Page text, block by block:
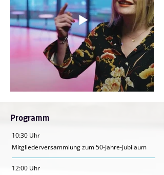
Programm
10:30 Uhr
Mitgliederversammlung zum 50-Jahre-Jubiläum
12:00 Uhr